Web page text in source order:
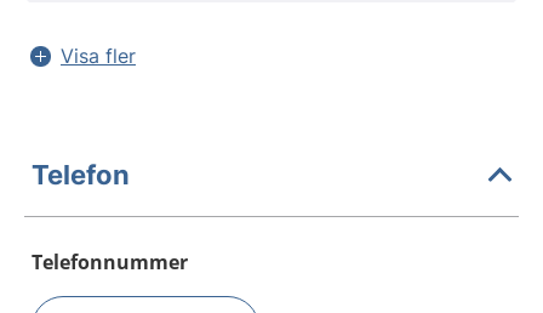
Visa fler
Telefon
Telefonnummer